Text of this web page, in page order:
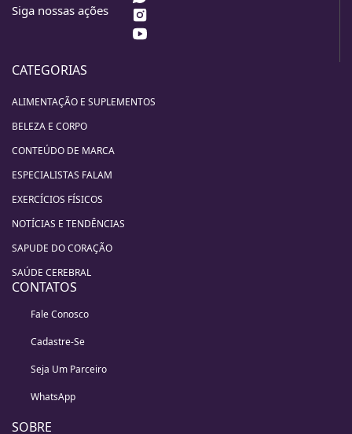
Siga nossas ações
CATEGORIAS
ALIMENTAÇÃO E SUPLEMENTOS
BELEZA E CORPO
CONTEÚDO DE MARCA
ESPECIALISTAS FALAM
EXERCÍCIOS FÍSICOS
NOTÍCIAS E TENDÊNCIAS
SAPUDE DO CORAÇÃO
SAÚDE CEREBRAL
CONTATOS
Fale Conosco
Cadastre-Se
Seja Um Parceiro
WhatsApp
SOBRE